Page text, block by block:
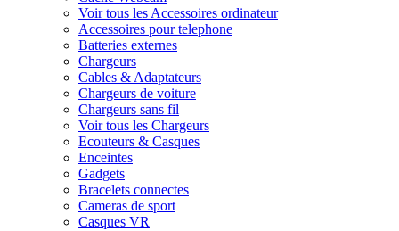
Voir tous les Accessoires ordinateur
Accessoires pour telephone
Batteries externes
Chargeurs
Cables & Adaptateurs
Chargeurs de voiture
Chargeurs sans fil
Voir tous les Chargeurs
Ecouteurs & Casques
Enceintes
Gadgets
Bracelets connectes
Cameras de sport
Casques VR